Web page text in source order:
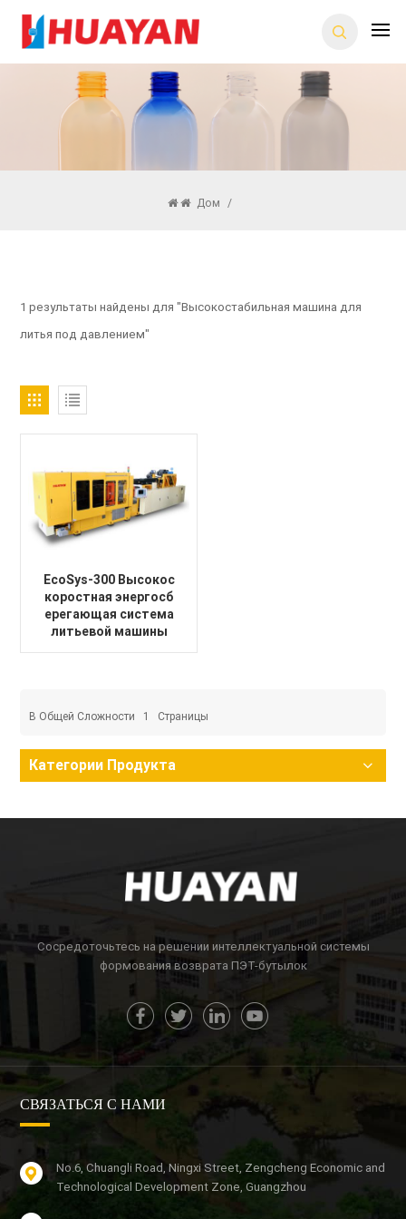
Дом /
1 результаты найдены для "Высокостабильная машина для
литья под давлением"
EcoSys-300 Высокос
коростная энергосб
ерегающая система
литьевой машины
В Общей Сложности 1 Страницы
Категории Продукта
Сосредоточьтесь на решении интеллектуальной системы
формования возврата ПЭТ-бутылок
СВЯЗАТЬСЯ С НАМИ
No.6, Chuangli Road, Ningxi Street, Zengcheng Economic and
Technological Development Zone, Guangzhou